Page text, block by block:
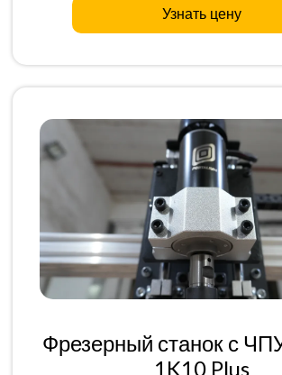
Узнать цену
Фрезерный станок с
1K10 Plus